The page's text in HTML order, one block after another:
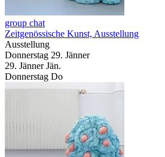
group chat
Zeitgenössische Kunst, Ausstellung
Ausstellung
Donnerstag 29. Jänner
29. Jänner Jän.
Donnerstag Do